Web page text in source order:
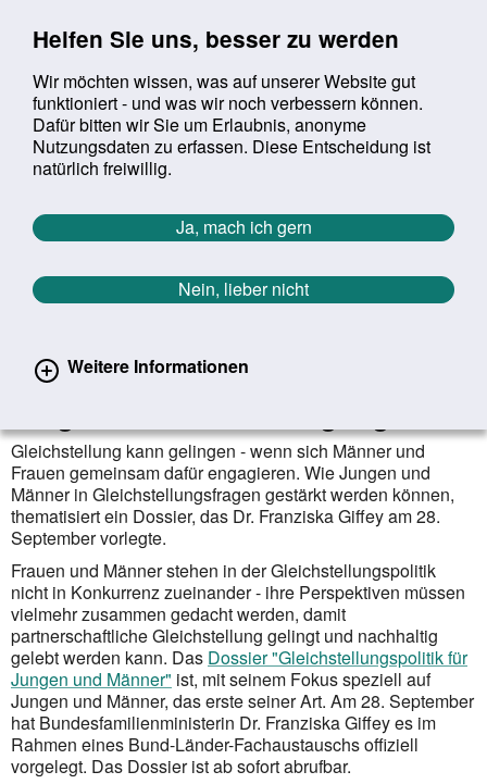
Helfen Sie uns, besser zu werden
Wir möchten wissen, was auf unserer Website gut
funktioniert - und was wir noch verbessern können.
Dafür bitten wir Sie um Erlaubnis, anonyme
Nutzungsdaten zu erfassen. Diese Entscheidung ist
natürlich freiwillig.
Ja, mach ich gern
Nein, lieber nicht
Weitere Informationen
Suchbegriff:
Sie befinden sich hier:
Startseite Aktuelles Aktuelle Meldungen
Aktuelle Meldungen
Zurück zur Übersicht erster
vorheriger
1466/1628
Dossier "Gleichstellungspolitik für
Gleichstellung kann gelingen - wenn sich Männer und
Frauen gemeinsam dafür engagieren. Wie Jungen und
Männer in Gleichstellungsfragen gestärkt werden können,
thematisiert ein Dossier, das Dr. Franziska Giffey am 28.
September vorlegte.
Frauen und Männer stehen in der Gleichstellungspolitik
nicht in Konkurrenz zueinander - ihre Perspektiven müssen
vielmehr zusammen gedacht werden, damit
partnerschaftliche Gleichstellung gelingt und nach­haltig
gelebt werden kann. Das Dossier "Gleichstellungspolitik für
Jungen und Männer" ist, mit seinem Fokus speziell auf
Jungen und Männer, das erste seiner Art. Am 28. September
hat Bundes­familien­minis­terin Dr. Franziska Giffey es im
Rahmen eines Bund-Länder-Fachaustauschs offiziell
vorgelegt. Das Dossier ist ab sofort abrufbar.